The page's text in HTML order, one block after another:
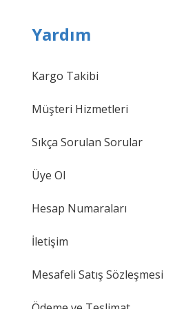
Yardım
Kargo Takibi
Müşteri Hizmetleri
Sıkça Sorulan Sorular
Üye Ol
Hesap Numaraları
İletişim
Mesafeli Satış Sözleşmesi